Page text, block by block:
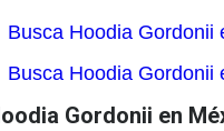
Busca Hoodia Gordonii
Busca Hoodia Gordonii
Gordonii en